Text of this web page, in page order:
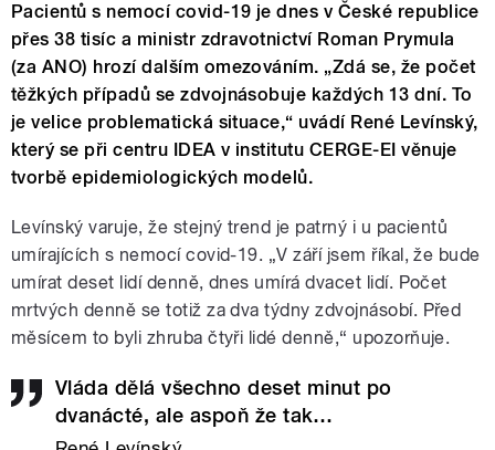
Pacientů s nemocí covid-19 je dnes v České republice
přes 38 tisíc a ministr zdravotnictví Roman Prymula
(za ANO) hrozí dalším omezováním. „Zdá se, že počet
těžkých případů se zdvojnásobuje každých 13 dní. To
je velice problematická situace,“ uvádí René Levínský,
který se při centru IDEA v institutu CERGE-EI věnuje
tvorbě epidemiologických modelů.
Levínský varuje, že stejný trend je patrný i u pacientů
umírajících s nemocí covid-19. „V září jsem říkal, že bude
umírat deset lidí denně, dnes umírá dvacet lidí. Počet
mrtvých denně se totiž za dva týdny zdvojnásobí. Před
měsícem to byli zhruba čtyři lidé denně,“ upozorňuje.
Vláda dělá všechno deset minut po
dvanácté, ale aspoň že tak…